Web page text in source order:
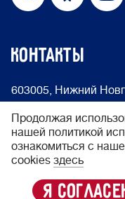
КОНТАКТЫ
603005, Нижний
info@nakedheart.ru
© 2024 Фонд
Продолжая
нашей политикой
ознакомиться с
cookies здесь
я